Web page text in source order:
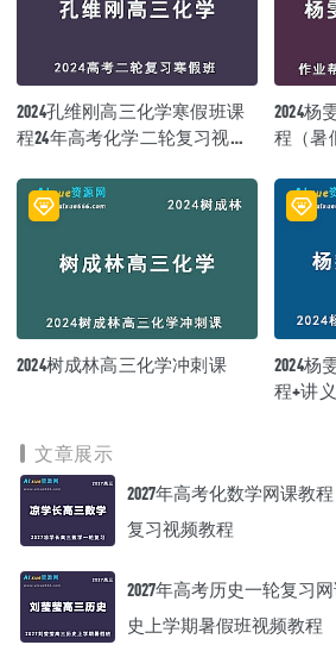
2024孔维刚高三化学寒假班课
程24年高考化学二轮复习视频
2024杨
程（暑
2024树成林高三化学冲刺课
2024杨
程+讲
文章展示
2027年高考化数学网课教
复习视频教程
2027年高考历史一轮复习
史上学期暑假班视频教程